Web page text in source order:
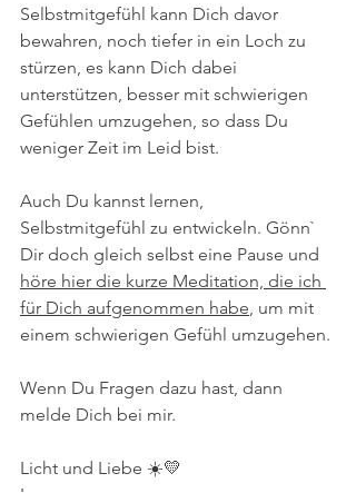
Selbstmitgefühl kann Dich davor
bewahren, noch tiefer in ein Loch zu
stürzen, es kann Dich dabei
unterstützen, besser mit schwierigen
Gefühlen umzugehen, so dass Du
weniger Zeit im Leid bist.
Auch Du kannst lernen,
Selbstmitgefühl zu entwickeln. Gönn`
Dir doch gleich selbst eine Pause und
höre hier die kurze Meditation, die ich
für Dich aufgenommen habe , um mit
einem schwierigen Gefühl umzugehen.
Wenn Du Fragen dazu hast, dann
melde Dich bei mir.
Licht und Liebe ☀️💛